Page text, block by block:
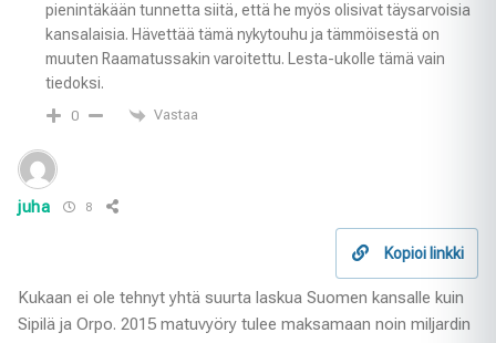
pienintäkään tunnetta siitä, että he myös olisivat täysarvoisia
kansalaisia. Hävettää tämä nykytouhu ja tämmöisestä on
muuten Raamatussakin varoitettu. Lesta-ukolle tämä vain
tiedoksi.
0 Vastaa
juha 8
Kopioi linkki
Kukaan ei ole tehnyt yhtä suurta laskua Suomen kansalle kuin
Sipilä ja Orpo. 2015 matuvyöry tulee maksamaan noin miljardin